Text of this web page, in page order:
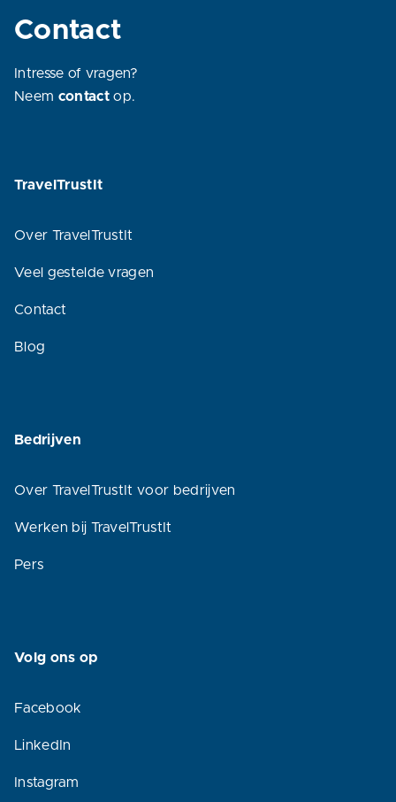
Contact
Intresse of vragen?
Neem contact op.
TravelTrustIt
Over TravelTrustIt
Veel gestelde vragen
Contact
Blog
Bedrijven
Over TravelTrustIt voor bedrijven
Werken bij TravelTrustIt
Pers
Volg ons op
Facebook
LinkedIn
Instagram